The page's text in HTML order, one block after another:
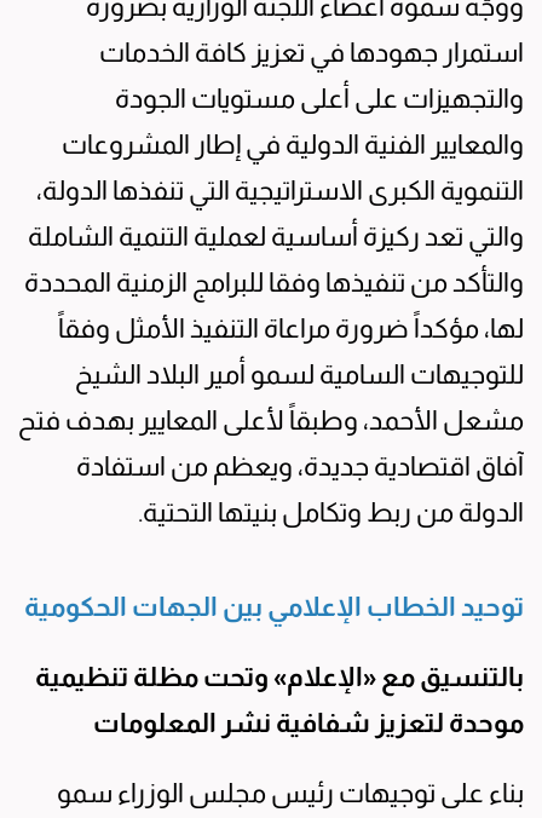
ووجّه سموه أعضاء اللجنة الوزارية بضرورة
استمرار جهودها في تعزيز كافة الخدمات
والتجهيزات على أعلى مستويات الجودة
والمعايير الفنية الدولية في إطار المشروعات
التنموية الكبرى الاستراتيجية التي تنفذها الدولة،
والتي تعد ركيزة أساسية لعملية التنمية الشاملة
والتأكد من تنفيذها وفقا للبرامج الزمنية المحددة
لها، مؤكداً ضرورة مراعاة التنفيذ الأمثل وفقاً
للتوجيهات السامية لسمو أمير البلاد الشيخ
مشعل الأحمد، وطبقاً لأعلى المعايير بهدف فتح
آفاق اقتصادية جديدة، ويعظم من استفادة
الدولة من ربط وتكامل بنيتها التحتية.
توحيد الخطاب الإعلامي بين الجهات الحكومية
بالتنسيق مع «الإعلام» وتحت مظلة تنظيمية
موحدة لتعزيز شفافية نشر المعلومات
بناء على توجيهات رئيس مجلس الوزراء سمو